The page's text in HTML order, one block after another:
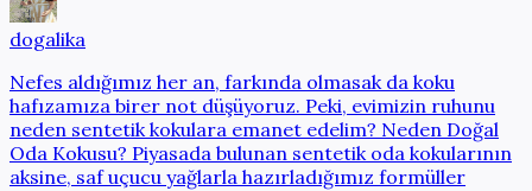
dogalika
Nefes aldığımız her an, farkında olmasak da koku
hafızamıza birer not düşüyoruz. Peki, evimizin ruhunu
neden sentetik kokulara emanet edelim? Neden Doğal
Oda Kokusu? Piyasada bulunan sentetik oda kokularının
aksine, saf uçucu yağlarla hazırladığımız formüller